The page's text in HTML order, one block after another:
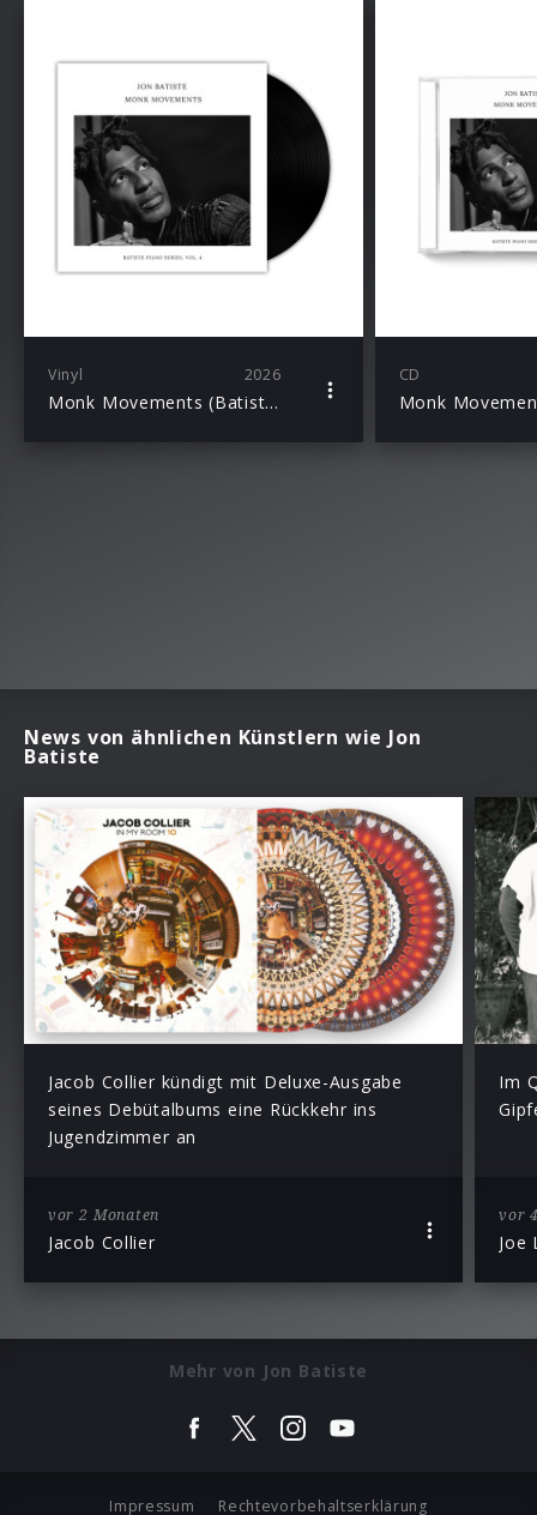
Vinyl 2026
Monk Movements (Batiste Piano Series, Vol. 4 / LP)
CD
News von ähnlichen Künstlern wie Jon
Batiste
Jacob Collier kündigt mit Deluxe-Ausgabe
seines Debütalbums eine Rückkehr ins
Jugendzimmer an
vor 2 Monaten
Jacob Collier
Im
vor
Joe
Mehr von Jon Batiste
Impressum Rechtevorbehaltserklärung